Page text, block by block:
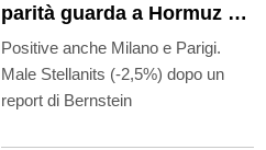
parità guarda a Hormuz e
petrolio, Francoforte
+0,4%
Positive anche Milano e Parigi.
Male Stellanits (-2,5%) dopo un
report di Bernstein